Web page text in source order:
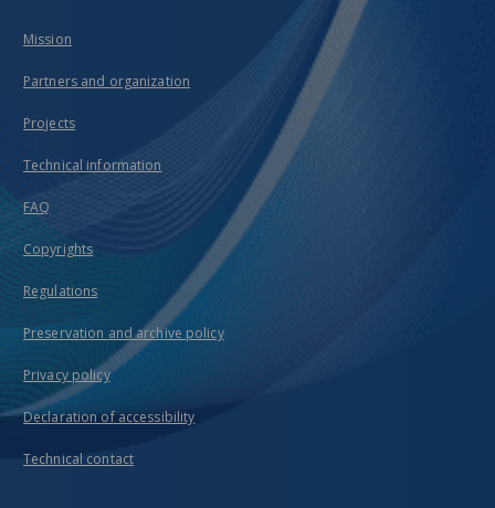
Mission
Partners and organization
Projects
Technical information
FAQ
Copyrights
Regulations
Preservation and archive policy
Privacy policy
Declaration of accessibility
Technical contact